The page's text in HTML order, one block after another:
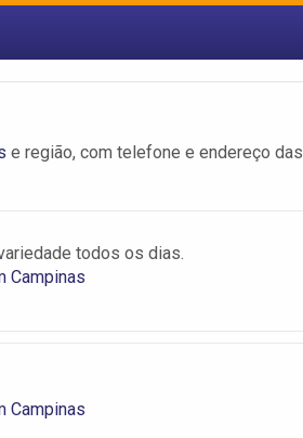
e região, com telefone e endereço das
todos os dias.
Campinas
Campinas